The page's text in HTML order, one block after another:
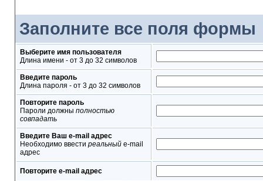
Заполните все поля формы
Выберите имя пользователя
Длина имени - от 3 до 32 символов
Введите пароль
Длина пароля - от 3 до 32 символов
Повторите пароль
Пароли должны полностью
совпадать
Введите Ваш e-mail адрес
Необходимо ввести реальныйe-mail
адрес
Повторите e-mail адрес